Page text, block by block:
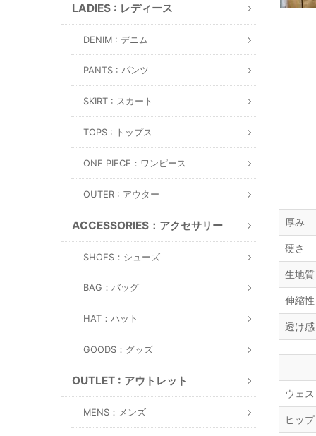
LADIES : レディース
DENIM : デニム
PANTS : パンツ
SKIRT : スカート
TOPS : トップス
ONE PIECE：ワンピース
OUTER : アウター
ACCESSORIES：アクセサリー
SHOES：シューズ
BAG：バッグ
HAT：ハット
GOODS：グッズ
OUTLET : アウトレット
MENS：メンズ
厚み
硬さ
生地
伸縮性
透け感
ウェ
ヒップ